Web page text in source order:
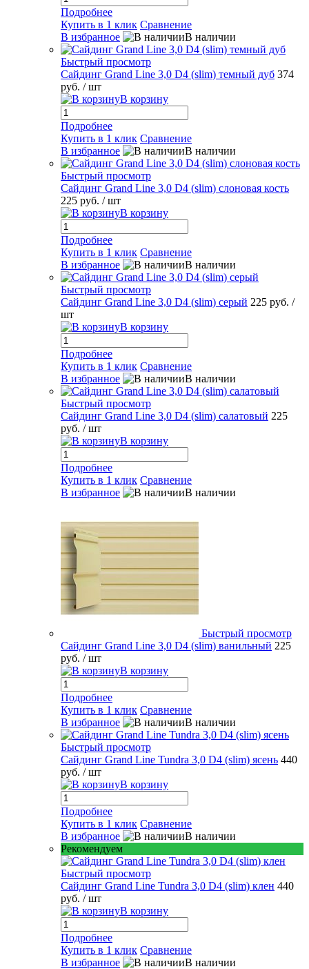
Подробнее
Купить в 1 клик Сравнение
В избранное
В наличии
Быстрый просмотр
Сайдинг Grand Line 3,0 D4 (slim) темный дуб 374
руб. / шт
В корзину
Подробнее
Купить в 1 клик Сравнение
В избранное
В наличии
Быстрый просмотр
Сайдинг Grand Line 3,0 D4 (slim) слоновая кость
225 руб. / шт
В корзину
Подробнее
Купить в 1 клик Сравнение
В избранное
В наличии
Быстрый просмотр
Сайдинг Grand Line 3,0 D4 (slim) серый 225 руб. /
шт
В корзину
Подробнее
Купить в 1 клик Сравнение
В избранное
В наличии
Быстрый просмотр
Сайдинг Grand Line 3,0 D4 (slim) салатовый 225
руб. / шт
В корзину
Подробнее
Купить в 1 клик Сравнение
В избранное
В наличии
Быстрый просмотр
Сайдинг Grand Line 3,0 D4 (slim) ванильный 225
руб. / шт
В корзину
Подробнее
Купить в 1 клик Сравнение
В избранное
В наличии
Быстрый просмотр
Сайдинг Grand Line Tundra 3,0 D4 (slim) ясень 440
руб. / шт
В корзину
Подробнее
Купить в 1 клик Сравнение
В избранное
В наличии
Рекомендуем
Быстрый просмотр
Сайдинг Grand Line Tundra 3,0 D4 (slim) клен 440
руб. / шт
В корзину
Подробнее
Купить в 1 клик Сравнение
В избранное
В наличии